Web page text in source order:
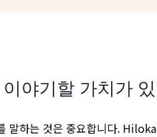
이야기할 가치가
말하는 것은 중요합니다.